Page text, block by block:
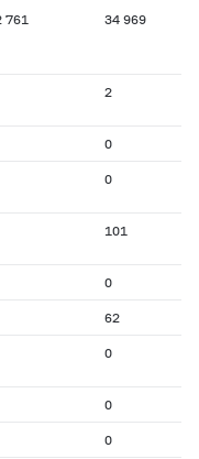
761 34 969
2
0
0
101
0
62
0
0
0